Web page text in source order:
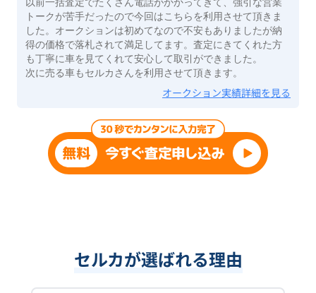
トークが苦手だったので今回はこちらを利用させて頂きま
した。オークションは初めてなので不安もありましたが納
得の価格で落札されて満足してます。査定にきてくれた方
も丁寧に車を見てくれて安心して取引ができました。
次に売る車もセルカさんを利用させて頂きます。
オークション実績詳細を見る
セルカが選ばれる理由